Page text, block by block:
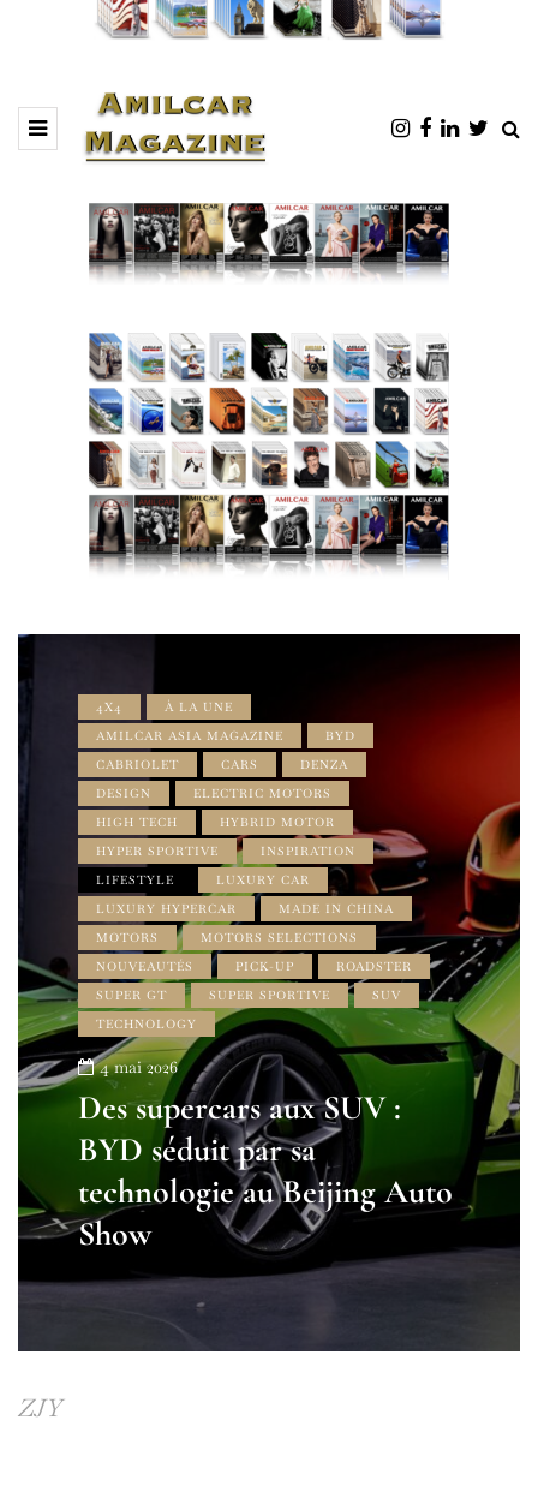
4X4
À LA UNE
AMILCAR ASIA MAGAZINE
BYD
CABRIOLET
CARS
DENZA
DESIGN
ELECTRIC MOTORS
HIGH TECH
HYBRID MOTOR
HYPER SPORTIVE
INSPIRATION
LIFESTYLE
LUXURY CAR
LUXURY HYPERCAR
MADE IN CHINA
MOTORS
MOTORS SELECTIONS
NOUVEAUTÉS
PICK-UP
ROADSTER
SUPER GT
SUPER SPORTIVE
SUV
TECHNOLOGY
4 mai 2026
Des supercars aux SUV :
BYD séduit par sa
technologie au Beijing Auto
Show
ZJY